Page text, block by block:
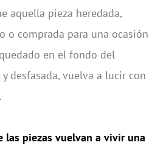
aquella pieza heredada,
o comprada para una ocasión
en el fondo del
desfasada, vuelva a lucir con
las piezas vuelvan a vivir una